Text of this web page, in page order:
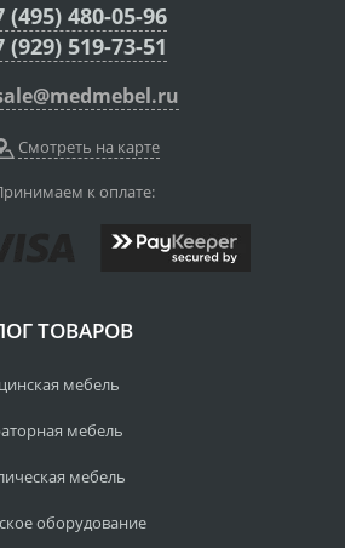
(495) 480-05-96
(929) 519-73-51
Смотреть на карте
к оплате:
ТОВАРОВ
мебель
мебель
мебель
оборудование